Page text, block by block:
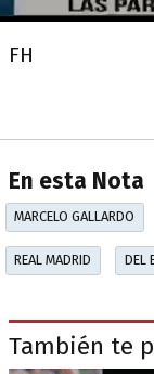
FH
En esta Nota
MARCELO GALLARDO
REAL MADRID DEL
También te